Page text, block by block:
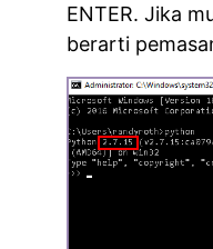
ENTER. Jika
berarti